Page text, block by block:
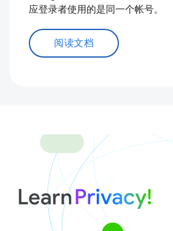
应登录者使用的是同一个帐号。
阅读文档